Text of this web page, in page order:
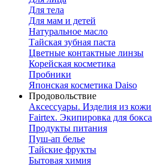
Для тела
Для мам и детей
Натуральное масло
Тайская зубная паста
Цветные контактные линзы
Корейская косметика
Пробники
Японская косметика Daiso
Продовольствие
Аксессуары. Изделия из кожи
Fairtex. Экипировка для бокса
Продукты питания
Пуш-ап белье
Тайские фрукты
Бытовая химия